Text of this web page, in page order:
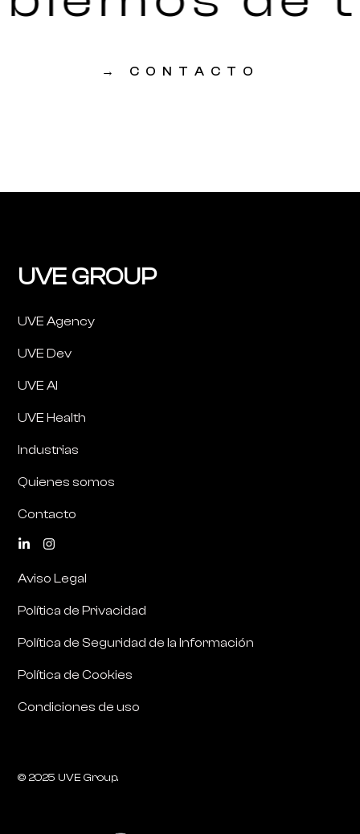
→ CONTACTO
UVE GROUP
UVE Agency
UVE Dev
UVE AI
UVE Health
Industrias
Quienes somos
Contacto
Aviso Legal
Política de Privacidad
Política de Seguridad de la Información
Política de Cookies
Condiciones de uso
© 2025 UVE Group.